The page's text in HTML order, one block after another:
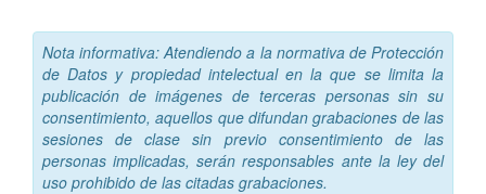
Nota informativa: Atendiendo a la normativa de Protección
de Datos y propiedad intelectual en la que se limita la
publicación de imágenes de terceras personas sin su
consentimiento, aquellos que difundan grabaciones de las
sesiones de clase sin previo consentimiento de las
personas implicadas, serán responsables ante la ley del
uso prohibido de las citadas grabaciones.